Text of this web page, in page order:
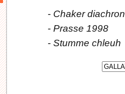
- Chaker
- Prasse 1998
- Stumme chleuh